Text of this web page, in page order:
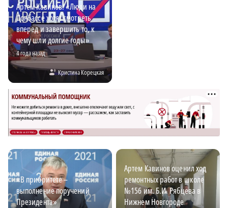
Артем Кавинов: «Люди на
Донбассе хотят смотреть
вперед и завершить то, к
чему шли долгие годы»
4 года назад
Кристина Корецкая
«В приоритете –
выполнение поручений
Президента»
Артем Кавинов оценил ход
ремонтных работ в школе
№156 им. Б.И. Рябцева в
Нижнем Новгороде